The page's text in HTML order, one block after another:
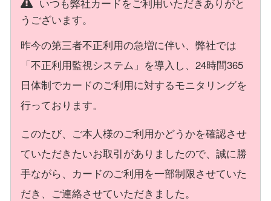
うございます。
昨今の第三者不正利用の急増に伴い、弊社では
「不正利用監視システム」を導入し、24時間365
日体制でカードのご利用に対するモニタリングを
行っております。
このたび、ご本人様のご利用かどうかを確認させ
ていただきたいお取引がありましたので、誠に勝
手ながら、カードのご利用を一部制限させていた
だき、ご連絡させていただきました。